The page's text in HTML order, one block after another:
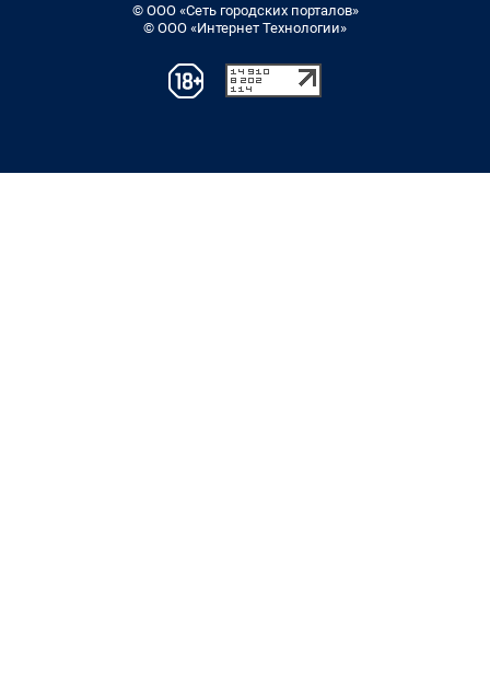
© ООО «Сеть городских порталов»
© ООО «Интернет Технологии»